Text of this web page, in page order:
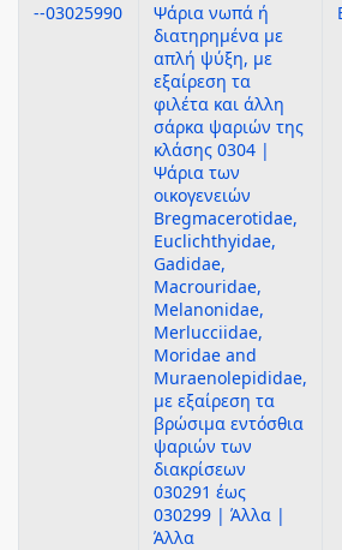
--03025990
Ψάρια νωπά ή
διατηρημένα με
απλή ψύξη, με
εξαίρεση τα
φιλέτα και άλλη
σάρκα ψαριών της
κλάσης 0304 |
Ψάρια των
οικογενειών
Bregmacerotidae,
Euclichthyidae,
Gadidae,
Macrouridae,
Melanonidae,
Merlucciidae,
Moridae and
Muraenolepididae,
με εξαίρεση τα
βρώσιμα εντόσθια
ψαριών των
διακρίσεων
030291 έως
030299 | Άλλα |
Άλλα